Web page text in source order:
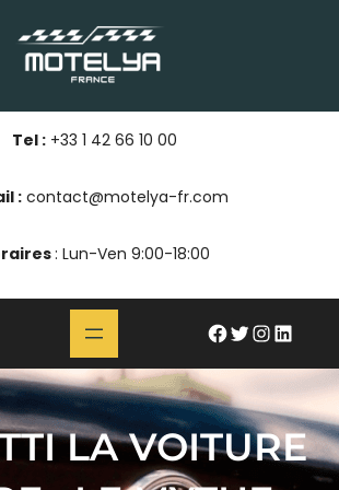
Tel :+33 1 42 66 10 00
:contact@motelya-fr.com
: Lun-Ven 9:00-18:00
#Twitter InstagramLinkedIn
LA VOITURE